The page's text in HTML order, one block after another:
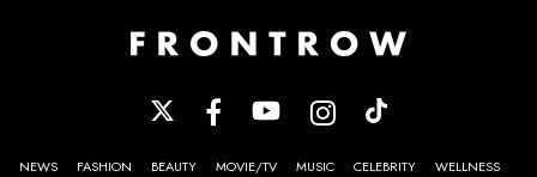
NEWS FASHION BEAUTY MOVIE/TV MUSIC CELEBRITY
WELLNESS